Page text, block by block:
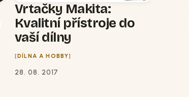
Vrtačky Makita:
Kvalitní přístroje do
vaší dílny
DÍLNA A HOBBY
28. 08. 2017